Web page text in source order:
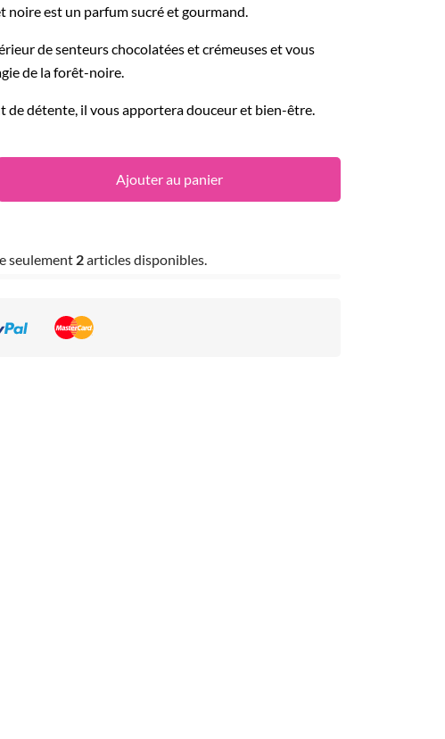
noire est un parfum sucré et gourmand.
de senteurs chocolatées et crémeuses et vous
de la forêt-noire.
de détente, il vous apportera douceur et bien-être.
Ajouter au panier
seulement 2articles disponibles.